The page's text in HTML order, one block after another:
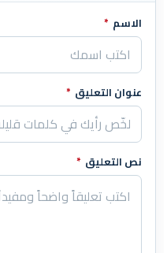
اترك هذا الحقل فارغاً
الاسم *
عنوان التعليق *
نص التعليق *